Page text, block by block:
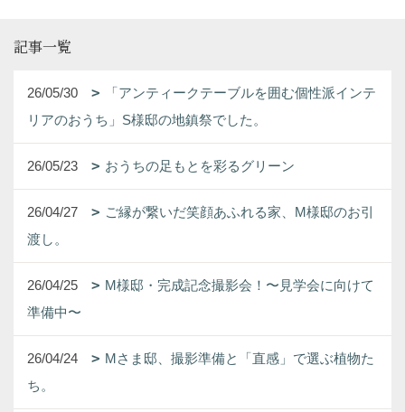
記事一覧
26/05/30
「アンティークテーブルを囲む個性派インテ
リアのおうち」S様邸の地鎮祭でした。
26/05/23 おうちの足もとを彩るグリーン
26/04/27
ご縁が繋いだ笑顔あふれる家、M様邸のお引
渡し。
26/04/25
M様邸・完成記念撮影会！〜見学会に向けて
準備中〜
26/04/24
Mさま邸、撮影準備と「直感」で選ぶ植物た
ち。